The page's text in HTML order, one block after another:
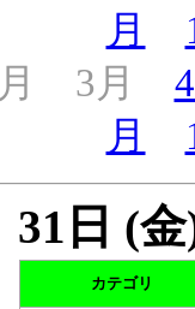
月
3月
月
31日 (
カテゴリ